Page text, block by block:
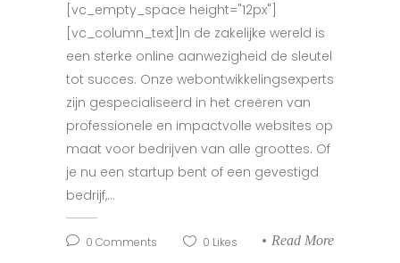
[vc_empty_space height="12px"]
[vc_column_text]In de zakelijke wereld is
een sterke online aanwezigheid de sleutel
tot succes. Onze webontwikkelingsexperts
zijn gespecialiseerd in het creëren van
professionele en impactvolle websites op
maat voor bedrijven van alle groottes. Of
je nu een startup bent of een gevestigd
bedrijf,...
0 Comments 0 Likes Read More